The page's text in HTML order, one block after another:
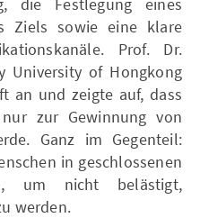
Ziels sowie eine klare
Prof. Dr.
University of Hongkong
an und zeigte auf, dass
zur Gewinnung von
Ganz im Gegenteil:
in geschlossenen
um nicht belästigt,
werden.